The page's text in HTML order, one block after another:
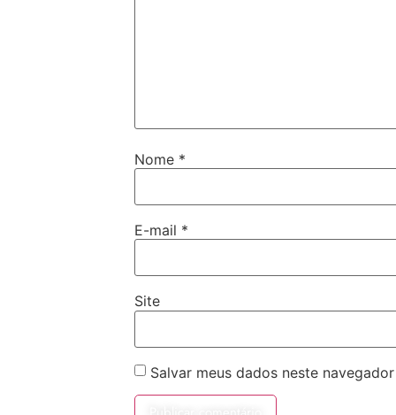
Nome *
E-mail *
Site
Salvar meus dados neste